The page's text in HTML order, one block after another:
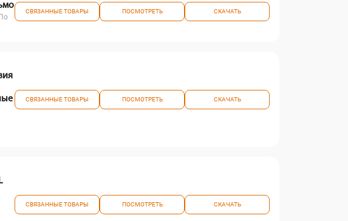
СВЯЗАННЫЕ ТОВАРЫ ПОСМОТРЕТЬ СКАЧАТЬ
СВЯЗАННЫЕ ТОВАРЫ ПОСМОТРЕТЬ СКАЧАТЬ
СВЯЗАННЫЕ ТОВАРЫ ПОСМОТРЕТЬ СКАЧАТЬ